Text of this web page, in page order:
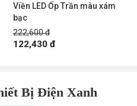
Viền LED Ốp Trần màu xám
bạc
222,600 đ
122,430 đ
Bị Điện Xanh